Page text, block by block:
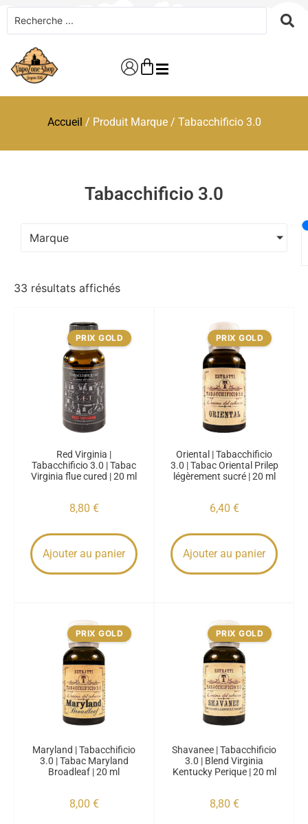
Accueil / Produit Marque / Tabacchificio 3.0
Tabacchificio 3.0
Marque
33 résultats affichés
PRIX GOLD
Red Virginia |
Tabacchificio 3.0 | Tabac
Virginia flue cured | 20 ml
8,80 €
Ajouter au panier
PRIX GOLD
Oriental | Tabacchificio
3.0 | Tabac Oriental Prilep
légèrement sucré | 20 ml
6,40 €
Ajouter au panier
PRIX GOLD
Maryland | Tabacchificio
3.0 | Tabac Maryland
Broadleaf | 20 ml
8,00 €
PRIX GOLD
Shavanee | Tabacchificio
3.0 | Blend Virginia
Kentucky Perique | 20 ml
8,80 €